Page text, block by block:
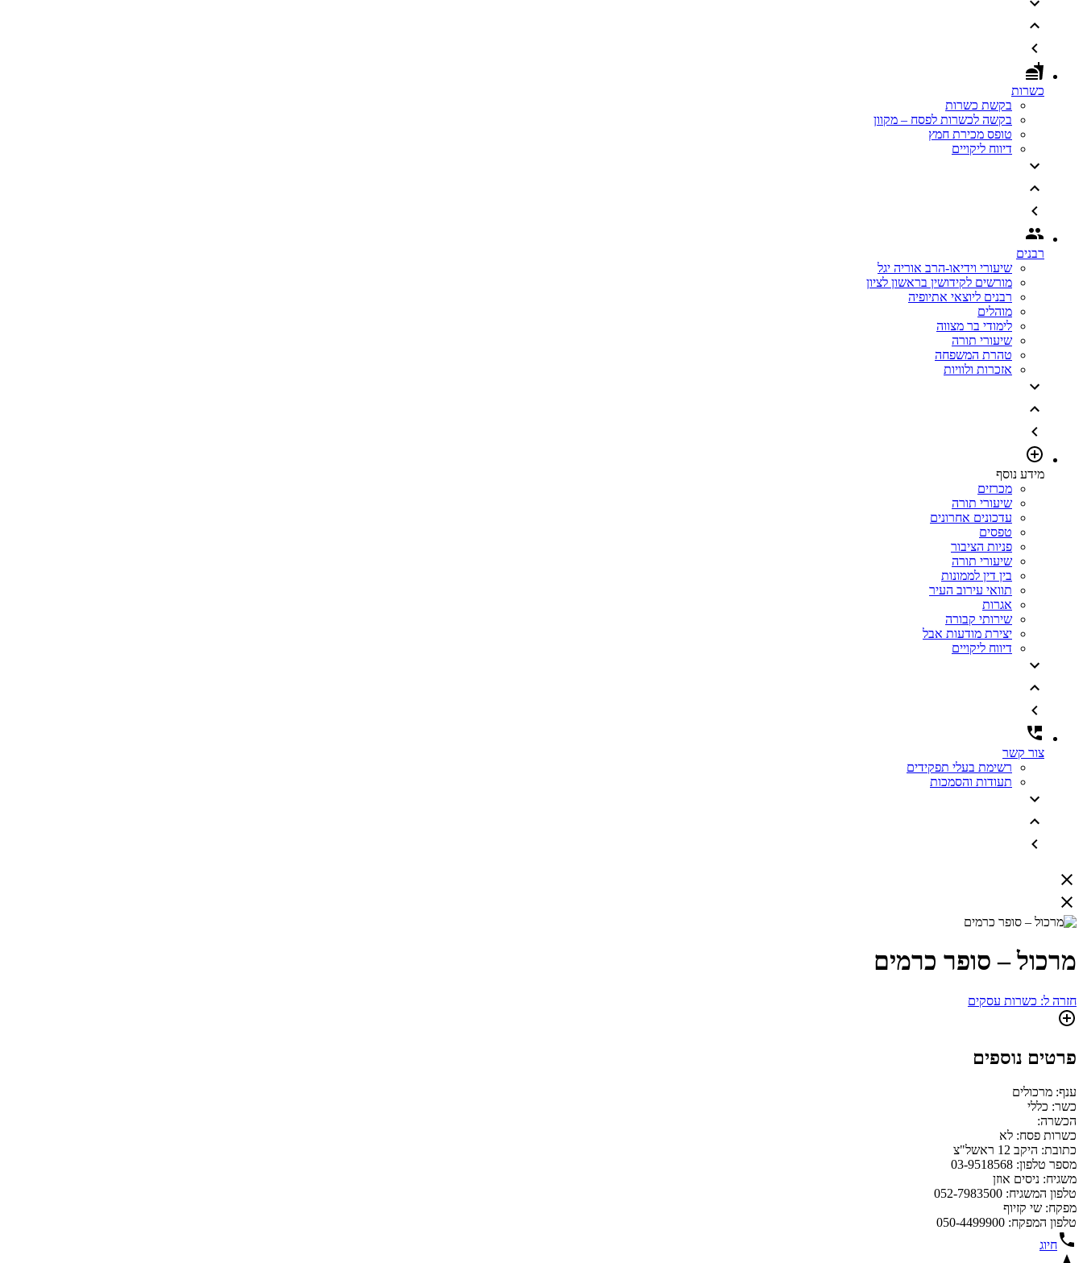
כשרות
בקשת כשרות
בקשה לכשרות לפסח – מקוון
טופס מכירת חמץ
דיווח ליקויים
רבנים
שיעורי וידיאו-הרב אוריה יגל
מורשים לקידושין בראשון לציון
רבנים ליוצאי אתיופיה
מוהלים
לימודי בר מצווה
שיעורי תורה
טהרת המשפחה
אזכרות ולוויות
מידע נוסף
מכרזים
שיעורי תורה
עדכונים אחרונים
טפסים
פניות הציבור
שיעורי תורה
בין דין לממונות
תוואי עירוב העיר
אגרות
שירותי קבורה
יצירת מודעות אבל
דיווח ליקויים
צור קשר
רשימת בעלי תפקידים
תעודות והסמכות
מרכול – סופר כרמים
חזרה ל: כשרות עסקים
פרטים נוספים
ענף: מרכולים
כשר: כללי
הכשרה:
כשרות פסח: לא
כתובת: היקב 12 ראשל"צ
מספר טלפון: 03-9518568
משגיח: ניסים אוזן
טלפון המשגיח: 052-7983500
מפקח: שי קזיוף
טלפון המפקח: 050-4499900
חיוג